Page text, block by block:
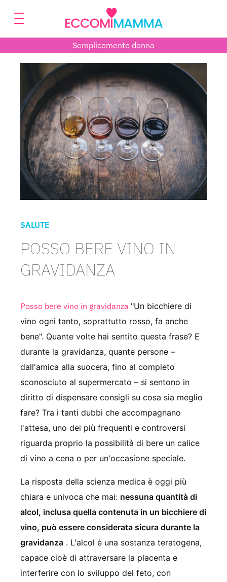
Semplicemente donna
SALUTE
POSSO BERE VINO IN
GRAVIDANZA
Posso bere vino in gravidanza "Un bicchiere di
vino ogni tanto, soprattutto rosso, fa anche
bene". Quante volte hai sentito questa frase? E
durante la gravidanza, quante persone –
dall'amica alla suocera, fino al completo
sconosciuto al supermercato – si sentono in
diritto di dispensare consigli su cosa sia meglio
fare? Tra i tanti dubbi che accompagnano
l'attesa, uno dei più frequenti e controversi
riguarda proprio la possibilità di bere un calice
di vino a cena o per un'occasione speciale.
La risposta della scienza medica è oggi più
chiara e univoca che mai: nessuna quantità di
alcol, inclusa quella contenuta in un bicchiere di
vino, può essere considerata sicura durante la
gravidanza . L'alcol è una sostanza teratogena,
capace cioè di attraversare la placenta e
interferire con lo sviluppo del feto, con